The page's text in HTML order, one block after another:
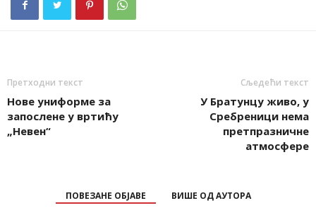
Претходни текст
Нове униформе за
запослене у вртићу
„Невен“
Сљедећи текст
У Братунцу живо, у
Сребреници нема
претпразничне
атмосфере
ПОВЕЗАНЕ ОБЈАВЕ ВИШЕ ОД АУТОРА